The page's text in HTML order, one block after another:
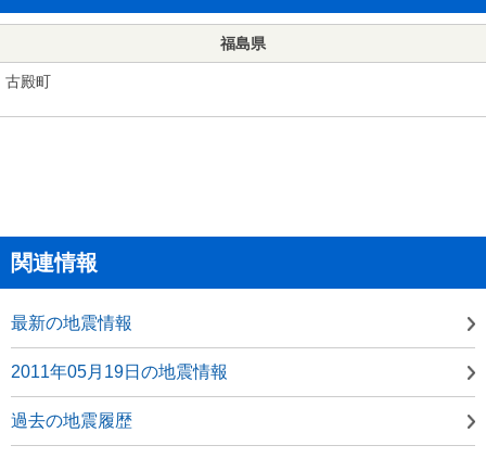
福島県
古殿町
関連情報
最新の地震情報
2011年05月19日の地震情報
過去の地震履歴